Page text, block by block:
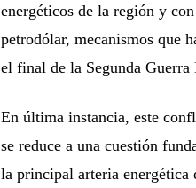
energéticos de la región y
petrodólar, mecanismos que
el final de la Segunda
En última instancia, este
se reduce a una cuestión
la principal arteria energética